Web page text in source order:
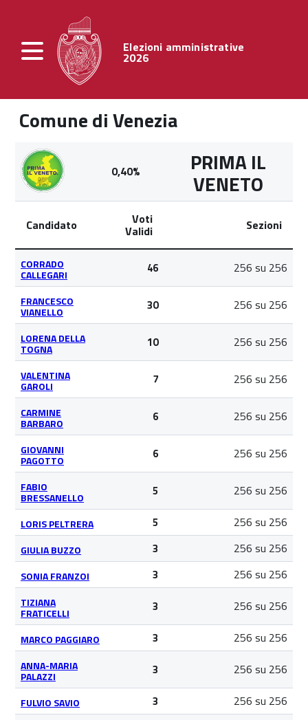
Elezioni amministrative
2026
Comune di Venezia
0,40% PRIMA IL
VENETO
Candidato Voti
Validi Sezioni
CORRADO
CALLEGARI 46 256 su 256
FRANCESCO
VIANELLO 30 256 su 256
LORENA DELLA
TOGNA 10 256 su 256
VALENTINA
GAROLI 7 256 su 256
CARMINE
BARBARO 6 256 su 256
GIOVANNI
PAGOTTO 6 256 su 256
FABIO
BRESSANELLO 5 256 su 256
LORIS PELTRERA 5 256 su 256
GIULIA BUZZO 3 256 su 256
SONIA FRANZOI 3 256 su 256
TIZIANA
FRATICELLI 3 256 su 256
MARCO PAGGIARO 3 256 su 256
ANNA-MARIA
PALAZZI 3 256 su 256
FULVIO SAVIO 3 256 su 256